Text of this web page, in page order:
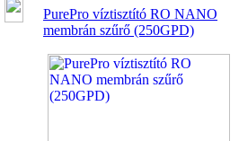
PurePro víztisztító RO NANO
membrán szűrő (250GPD)